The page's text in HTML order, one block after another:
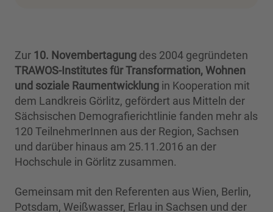
Zur 10. Novembertagung des 2004 gegründeten
TRAWOS-Institutes für Transformation, Wohnen
und soziale Raumentwicklung in Kooperation mit
dem Landkreis Görlitz, gefördert aus Mitteln der
Sächsischen Demografierichtlinie fanden mehr als
120 TeilnehmerInnen aus der Region, Sachsen
und darüber hinaus am 25.11.2016 an der
Hochschule in Görlitz zusammen.
Gemeinsam mit den Referenten aus Wien, Berlin,
Potsdam, Weißwasser, Erlau in Sachsen und der